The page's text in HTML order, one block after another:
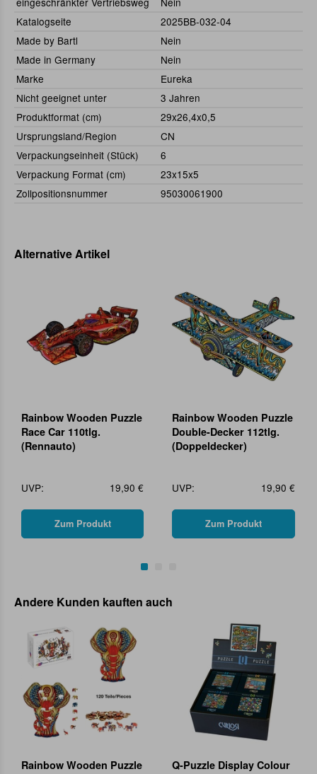
Katalogseite
2025BB-032-04
Made by Bartl
Nein
Made in Germany
Nein
Marke
Eureka
Nicht geeignet unter
3 Jahren
Produktformat (cm)
29x26,4x0,5
Ursprungsland/Region
CN
Verpackungseinheit (Stück)
6
Verpackung Format (cm)
23x15x5
Zollpositionsnummer
95030061900
Alternative Artikel
Rainbow Wooden Puzzle
Race Car 110tlg.
(Rennauto)
UVP: 19,90 €
Zum Produkt
Rainbow Wooden Puzzle
Double-Decker 112tlg.
(Doppeldecker)
UVP: 19,90 €
Zum Produkt
Andere Kunden kauften auch
Rainbow Wooden Puzzle
Q-Puzzle Display Colour